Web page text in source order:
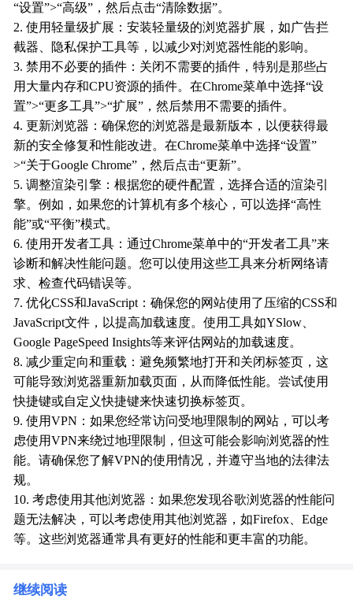
“设置”>“高级”，然后点击“清除数据”。
2. 使用轻量级扩展：安装轻量级的浏览器扩展，如广告拦
截器、隐私保护工具等，以减少对浏览器性能的影响。
3. 禁用不必要的插件：关闭不需要的插件，特别是那些占
用大量内存和CPU资源的插件。在Chrome菜单中选择“设
置”>“更多工具”>“扩展”，然后禁用不需要的插件。
4. 更新浏览器：确保您的浏览器是最新版本，以便获得最
新的安全修复和性能改进。在Chrome菜单中选择“设置”
>“关于Google Chrome”，然后点击“更新”。
5. 调整渲染引擎：根据您的硬件配置，选择合适的渲染引
擎。例如，如果您的计算机有多个核心，可以选择“高性
能”或“平衡”模式。
6. 使用开发者工具：通过Chrome菜单中的“开发者工具”来
诊断和解决性能问题。您可以使用这些工具来分析网络请
求、检查代码错误等。
7. 优化CSS和JavaScript：确保您的网站使用了压缩的CSS和
JavaScript文件，以提高加载速度。使用工具如YSlow、
Google PageSpeed Insights等来评估网站的加载速度。
8. 减少重定向和重载：避免频繁地打开和关闭标签页，这
可能导致浏览器重新加载页面，从而降低性能。尝试使用
快捷键或自定义快捷键来快速切换标签页。
9. 使用VPN：如果您经常访问受地理限制的网站，可以考
虑使用VPN来绕过地理限制，但这可能会影响浏览器的性
能。请确保您了解VPN的使用情况，并遵守当地的法律法
规。
10. 考虑使用其他浏览器：如果您发现谷歌浏览器的性能问
题无法解决，可以考虑使用其他浏览器，如Firefox、Edge
等。这些浏览器通常具有更好的性能和更丰富的功能。
继续阅读